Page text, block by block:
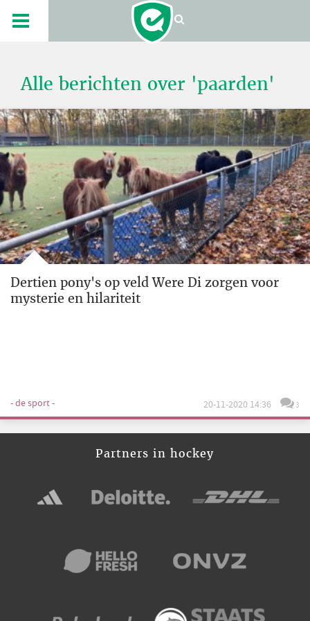
Alle berichten over 'paarden'
Dertien pony's op veld Were Di zorgen voor
mysterie en hilariteit
- de sport - 20-11-2020 14:36 3
Partners in hockey